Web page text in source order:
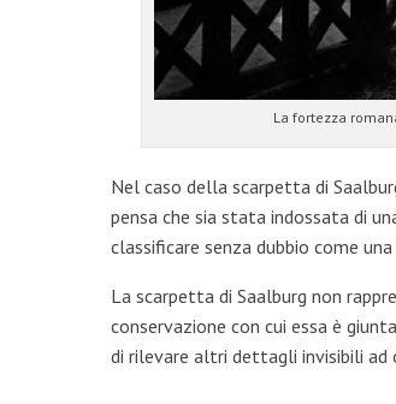
La fortezza
Nel caso della scarpetta di
pensa che sia stata indossata di
classificare senza dubbio come
La scarpetta di Saalburg non
conservazione con cui essa è
di rilevare altri dettagli invisibili ad